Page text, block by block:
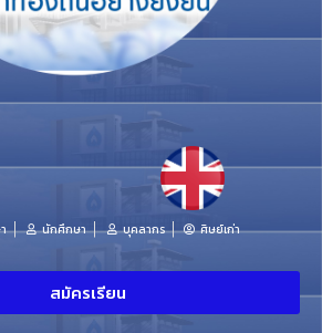
นักศึกษา บุคลากร ศิษย์เก่า
สมัครเรียน